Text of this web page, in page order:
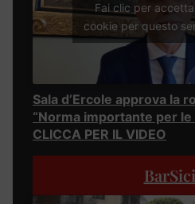
Fai clic per
cookie per questo
Sala d’Ercole approva la
“Norma importante per
CLICCA PER IL VIDEO